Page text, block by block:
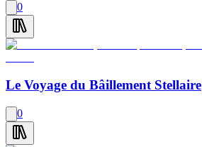
0
Le Voyage du Bâillement Stellaire
0